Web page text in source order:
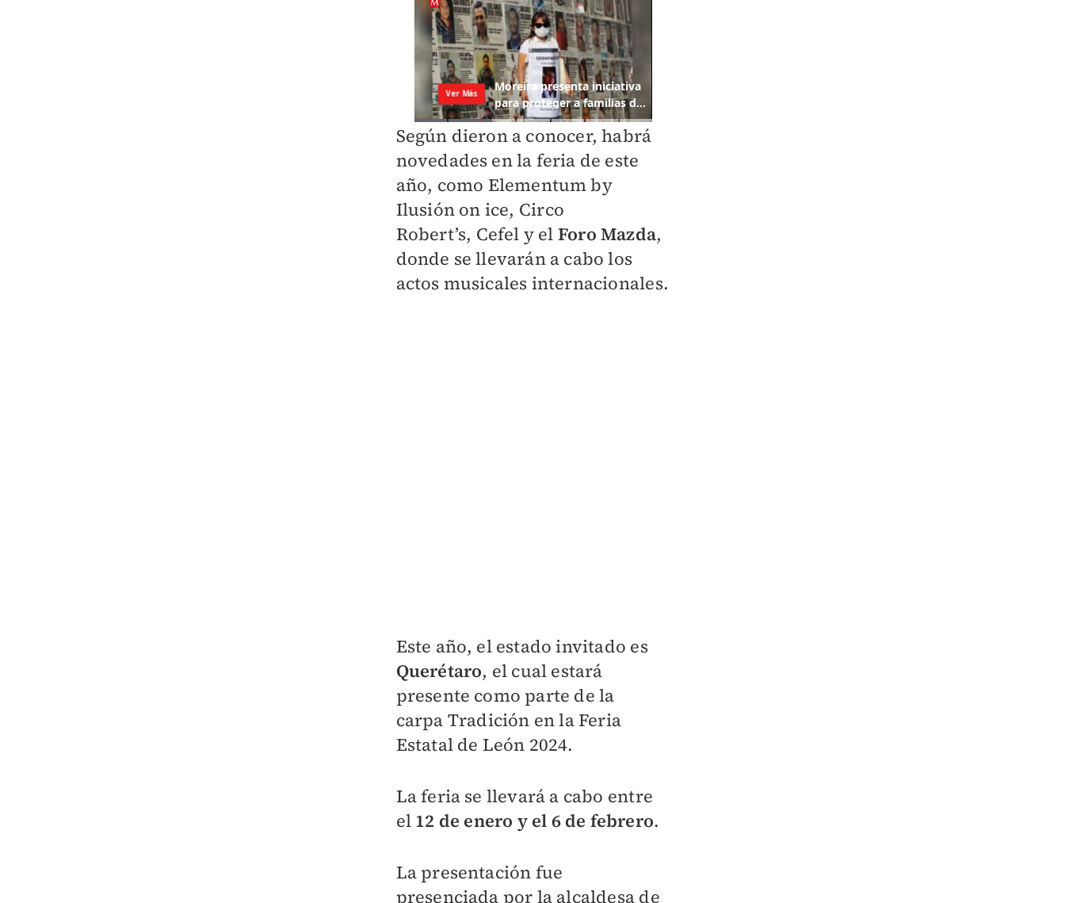
Según dieron a conocer, habrá
novedades en la feria de este
año, como Elementum by
Ilusión on ice, ⁠Circo
Robert’s, Cefel y el ⁠Foro Mazda,
donde se llevarán a cabo los
actos musicales internacionales.
Este año, el estado invitado es
Querétaro, el cual estará
presente como parte de la
carpa Tradición en la Feria
Estatal de León 2024.
La feria se llevará a cabo entre
el 12 de enero y el 6 de febrero.
La presentación fue
presenciada por la alcaldesa de